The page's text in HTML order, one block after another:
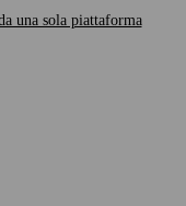
una sola piattaforma